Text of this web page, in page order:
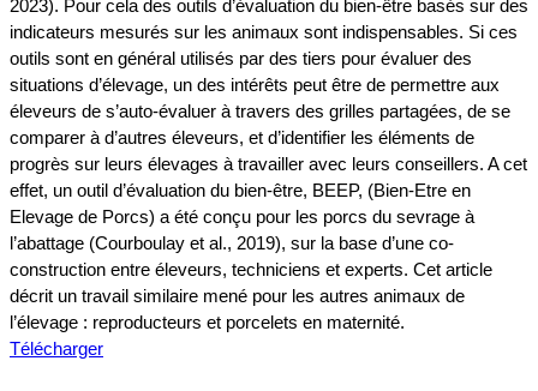
2023). Pour cela des outils d’évaluation du bien-être basés sur des
indicateurs mesurés sur les animaux sont indispensables. Si ces
outils sont en général utilisés par des tiers pour évaluer des
situations d’élevage, un des intérêts peut être de permettre aux
éleveurs de s’auto-évaluer à travers des grilles partagées, de se
comparer à d’autres éleveurs, et d’identifier les éléments de
progrès sur leurs élevages à travailler avec leurs conseillers. A cet
effet, un outil d’évaluation du bien-être, BEEP, (Bien-Etre en
Elevage de Porcs) a été conçu pour les porcs du sevrage à
l’abattage (Courboulay et al., 2019), sur la base d’une co-
construction entre éleveurs, techniciens et experts. Cet article
décrit un travail similaire mené pour les autres animaux de
l’élevage : reproducteurs et porcelets en maternité.
Télécharger